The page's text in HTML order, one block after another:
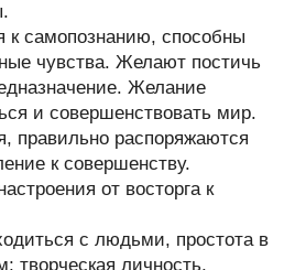
к самопознанию, способны
чувства. Желают постичь
Желание
и совершенствовать мир.
правильно распоряжаются
к совершенству.
от восторга к
с людьми, простота в
творческая личность,